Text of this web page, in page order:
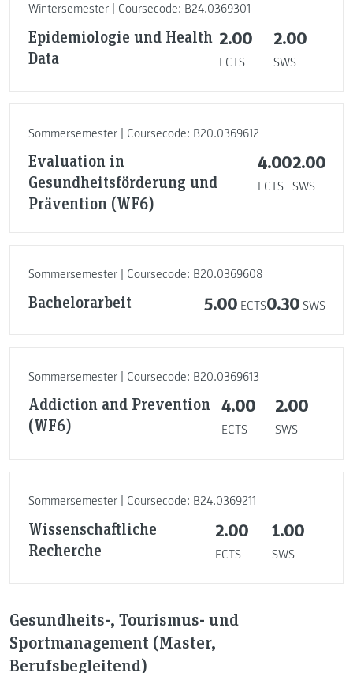
Wintersemester | Coursecode: B24.0369301
Epidemiologie und Health
Data
2.00
ECTS
2.00
SWS
Sommersemester | Coursecode: B20.0369612
Evaluation in
Gesundheitsförderung und
Prävention (WF6)
4.00
ECTS
2.00
SWS
Sommersemester | Coursecode: B20.0369608
Bachelorarbeit 5.00 ECTS0.30 SWS
Sommersemester | Coursecode: B20.0369613
Addiction and Prevention
(WF6)
4.00
ECTS
2.00
SWS
Sommersemester | Coursecode: B24.0369211
Wissenschaftliche
Recherche
2.00
ECTS
1.00
SWS
Gesundheits-, Tourismus- und
Sportmanagement (Master,
Berufsbegleitend)